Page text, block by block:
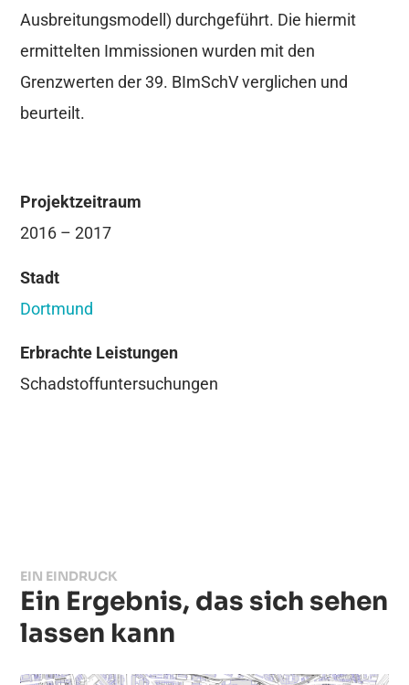
Ausbreitungsmodell) durchgeführt. Die hiermit
ermittelten Immissionen wurden mit den
Grenzwerten der 39. BImSchV verglichen und
beurteilt.
Projektzeitraum
2016 – 2017
Stadt
Dortmund
Erbrachte Leistungen
Schadstoffuntersuchungen
EIN EINDRUCK
Ein Ergebnis, das sich sehen
lassen kann